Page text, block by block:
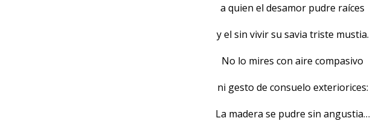
a quien el desamor pudre raíces
y el sin vivir su savia triste mustia.
No lo mires con aire compasivo
ni gesto de consuelo exteriorices:
La madera se pudre sin angustia…